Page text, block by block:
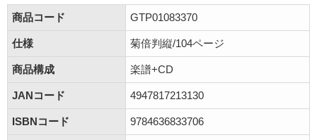
商品コード
GTP01083370
仕様 菊倍判縦/104ページ
商品構成 楽譜+CD
JANコード 4947817213130
ISBNコード 9784636833706